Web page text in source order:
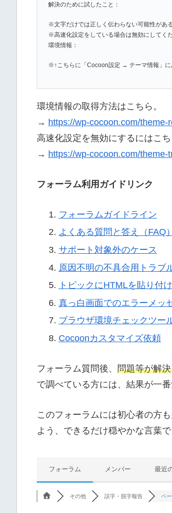
解決のために試したこと：
※文字だけでは正しく伝わらない可能性があ
※高速化設定をしている場合は無効にしてくだ
環境情報：
※↑こちらに「Cocoon設定 → テーマ情報」に
環境情報の取得方法はこちら。
→ https://wp-cocoon.com/theme-
高速化設定を無効にするにはこち
→ https://wp-cocoon.com/theme-
フォーラム利用ガイドリンク
フォーラムガイドライン
よくある質問と答え（FAQ）
サポート対象外のケース
原因不明の不具合用トラブ
トピックにHTMLを貼り付
真っ白画面でのエラーメッ
ブラウザ環境チェックツー
Cocoonカスタマイズ依頼
フォーラム質問後、 問題等が解
で調べている方には、結果が一
このフォーラムには初心者の方
よう、できるだけ穏やかな言葉
フォーラム メンバー 最近
その他 誤字・脱字報告 ペ